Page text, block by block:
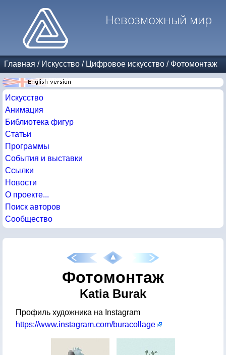
Невозможный мир
Главная / Искусство / Цифровое искусство / Фотомонтаж
Искусство
Анимация
Библиотека фигур
Статьи
Программы
События и выставки
Ссылки
Новости
О проекте...
Поиск авторов
Сообщество
Фотомонтаж
Katia Burak
Профиль художника на Instagram
https://www.instagram.com/buracollage